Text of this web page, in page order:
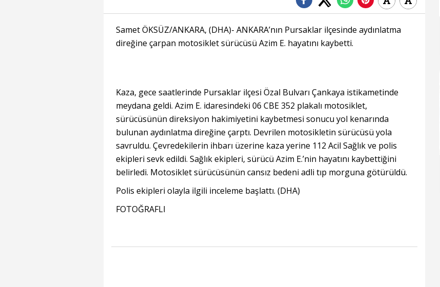
Samet ÖKSÜZ/ANKARA, (DHA)- ANKARA’nın Pursaklar ilçesinde aydınlatma
direğine çarpan motosiklet sürücüsü Azim E. hayatını kaybetti.
Kaza, gece saatlerinde Pursaklar ilçesi Özal Bulvarı Çankaya istikametinde
meydana geldi. Azim E. idaresindeki 06 CBE 352 plakalı motosiklet,
sürücüsünün direksiyon hakimiyetini kaybetmesi sonucu yol kenarında
bulunan aydınlatma direğine çarptı. Devrilen motosikletin sürücüsü yola
savruldu. Çevredekilerin ihbarı üzerine kaza yerine 112 Acil Sağlık ve polis
ekipleri sevk edildi. Sağlık ekipleri, sürücü Azim E.’nin hayatını kaybettiğini
belirledi. Motosiklet sürücüsünün cansız bedeni adli tıp morguna götürüldü.
Polis ekipleri olayla ilgili inceleme başlattı. (DHA)
FOTOĞRAFLI